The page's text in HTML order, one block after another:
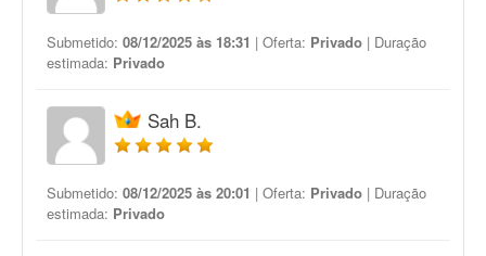
Submetido: 08/12/2025 às 18:31 | Oferta: Privado | Duração
estimada: Privado
Sah B.
Submetido: 08/12/2025 às 20:01 | Oferta: Privado | Duração
estimada: Privado